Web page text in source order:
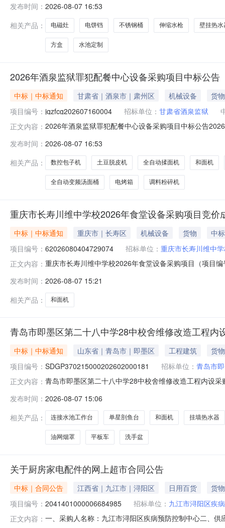
品牌规格型号数量单价中标金额下浮率费率优惠率优惠
架、地架、汤桶消
发布时间： 2026-08-07 16:53
相关产品：
电磁灶 电饼铛 不锈钢桶 伸缩水枪 壁挂热水
方盒 水池定制
2026年酒泉监狱罪犯配餐中心设备采购项目中标公告
中标｜中标通知 甘肃省｜酒泉市｜肃州区 机械设备
货物
项目编号： jqzfcg202607160004 招标单位： 甘肃省酒泉监狱
正文内容： 2026年酒泉监狱罪犯配餐中心设备采购项目中标公告
标结果公布如下：一、项目编号：jqzfcg202607160004
发布时间： 2026-08-07 16:53
相关产品：
数控包子机 土豆脱皮机 全自动揉面机 和面机
全自动变频汤面桶 电烤箱 调料粉碎机
重庆市长寿川维中学校2026年食堂设备采购项目竞价
中标｜中标通知 重庆市｜长寿区 机械设备 货物
中
项目编号： 62026080404729074 招标单位： 重庆市长寿川维中
正文内容： 重庆市长寿川维中学校2026年食堂设备采购项目（项目
时间：2026-08-0709:00-2026-08-0711:00二、采购单
发布时间： 2026-08-07 15:21
相关产品：
和面机
青岛市即墨区第二十八中学28中校舍维修改造工程内
中标｜中标通知 山东省｜青岛市｜即墨区 工程建筑
货物
项目编号： SDGP370215000202602000181 招标单位： 青岛市
正文内容： 青岛市即墨区第二十八中学28中校舍维修改造工程内设
标供应商地址中标金额(元)1青岛茂维利教育装备有限公
发布时间： 2026-08-07 15:06
相关产品：
连接水池工作台 单星剖鱼台 和面机 挂墙热水器
油网烟罩 平板车 洗手盆
关于厨房家电配件的网上超市合同公告
中标｜合同公告 江西省｜九江市｜浔阳区 日用百货
货物
项目编号： 2041401000006684985 招标单位： 九江市浔阳区疾
正文内容： 一、采购人名称：九江市浔阳区疾病预防控制中心二、